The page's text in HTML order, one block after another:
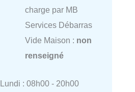
charge par MB
Services Débarras
Vide Maison : non
renseigné
Lundi : 08h00 - 20h00